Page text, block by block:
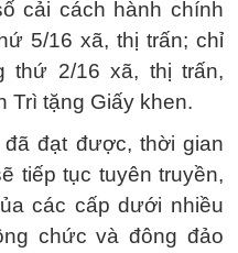
cải cách hành chính
5/16 xã, thị trấn; chỉ
thứ 2/16 xã, thị trấn,
Trì tặng Giấy khen.
đạt được, thời gian
tiếp tục tuyên truyền,
các cấp dưới nhiều
chức và đông đảo